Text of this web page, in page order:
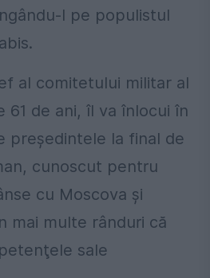
l pe populistul
al comitetului militar al
61 de ani, îl va înlocui în
preşedintele la final de
cunoscut pentru
cu Moscova şi
mai multe rânduri că
sale